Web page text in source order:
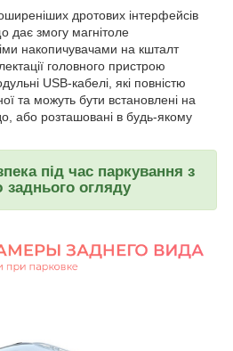
дротових інтерфейсів
дає змогу магнітоле
накопичувачами на кшталт
головного пристрою
USB-кабелі, які повністю
та можуть бути встановлені на
або розташовані в будь-якому
під час паркування з
огляду